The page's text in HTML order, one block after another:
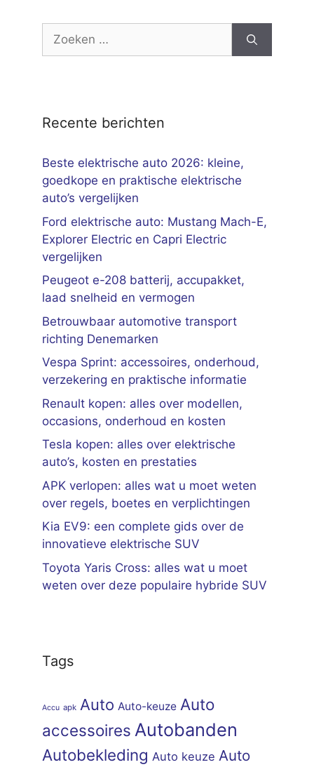
Zoek
Recente berichten
Beste elektrische auto 2026: kleine,
goedkope en praktische elektrische
auto’s vergelijken
Ford elektrische auto: Mustang Mach-E,
Explorer Electric en Capri Electric
vergelijken
Peugeot e-208 batterij, accupakket,
laad snelheid en vermogen
Betrouwbaar automotive transport
richting Denemarken
Vespa Sprint: accessoires, onderhoud,
verzekering en praktische informatie
Renault kopen: alles over modellen,
occasions, onderhoud en kosten
Tesla kopen: alles over elektrische
auto’s, kosten en prestaties
APK verlopen: alles wat u moet weten
over regels, boetes en verplichtingen
Kia EV9: een complete gids over de
innovatieve elektrische SUV
Toyota Yaris Cross: alles wat u moet
weten over deze populaire hybride SUV
Tags
Accu apk Auto Auto-keuze Auto
accessoires Autobanden
Autobekleding Auto keuze Auto